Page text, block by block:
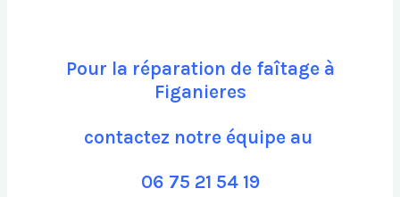
Pour la réparation de faîtage à
Figanieres
contactez notre équipe au
06 75 21 54 19